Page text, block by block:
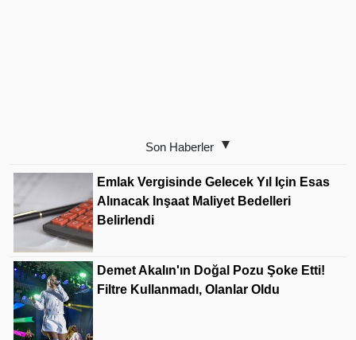
Son Haberler
Emlak Vergisinde Gelecek Yıl Için Esas
Alınacak Inşaat Maliyet Bedelleri
Belirlendi
Demet Akalın'ın Doğal Pozu Şoke Etti!
Filtre Kullanmadı, Olanlar Oldu